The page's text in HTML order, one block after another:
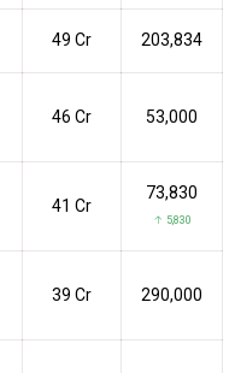
₹49 Cr 203,834
₹46 Cr 53,000
₹41 Cr
73,830
↑ 5,830
₹39 Cr 290,000